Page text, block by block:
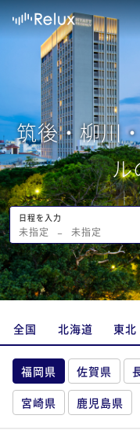
筑後・柳川
ル
日程を入力
未指定 − 未指定
全国 北海道 東北
福岡県 佐賀県
宮崎県
鹿児島県